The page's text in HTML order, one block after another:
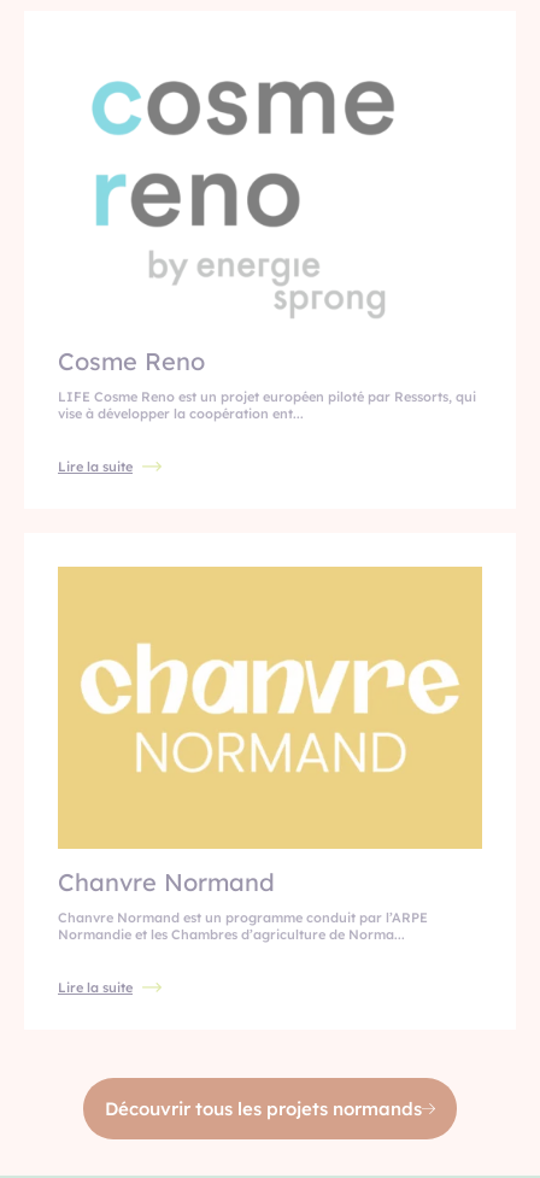
Cosme Reno
LIFE Cosme Reno est un projet européen piloté par Ressorts, qui
vise à développer la coopération ent...
Lire la suite
Chanvre Normand
Chanvre Normand est un programme conduit par l’ARPE
Normandie et les Chambres d’agriculture de Norma...
Lire la suite
Découvrir tous les projets normands